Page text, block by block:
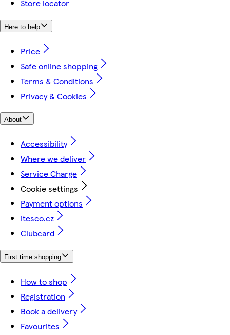
Store locator
Here to help
Price
Safe online shopping
Terms & Conditions
Privacy & Cookies
About
Accessibility
Where we deliver
Service Charge
Cookie settings
Payment options
itesco.cz
Clubcard
First time shopping
How to shop
Registration
Book a delivery
Favourites